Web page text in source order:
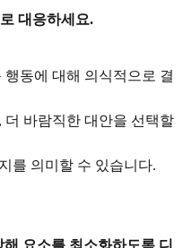
대응하세요.
동에 대해 의식적으로 결
바람직한 대안을 선택할
를 의미할 수 있습니다.
요소를 최소화하도록 디